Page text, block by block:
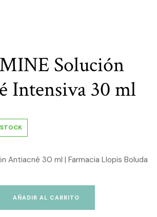
Solución
Intensiva 30 ml
Antiacné 30 ml | Farmacia Llopis Boluda
AÑADIR AL CARRITO